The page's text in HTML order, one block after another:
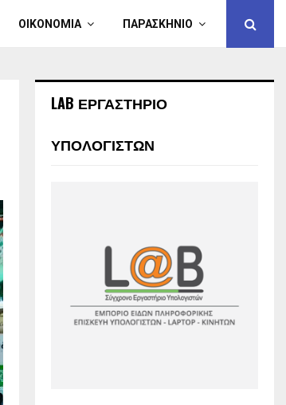
ΟΙΚΟΝΟΜΙΑ ΠΑΡΑΣΚΗΝΙΟ
LAB ΕΡΓΑΣΤΗΡΙΟ
ΥΠΟΛΟΓΙΣΤΩΝ